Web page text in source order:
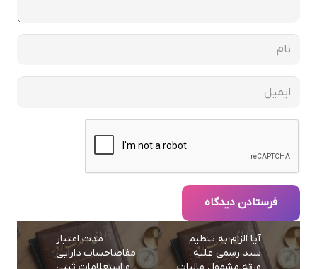
فرستادن دیدگاه
مدت اعتبار
مفاصاحساب دارایی
آیا الزام به تنظیم
سند رسمی علیه